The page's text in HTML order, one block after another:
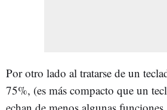
Por otro lado al tratarse de un
75%, (es más compacto que un